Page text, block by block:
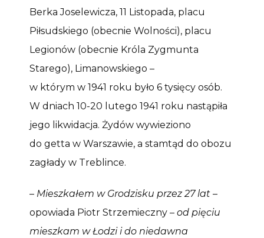
Berka Joselewicza, 11 Listopada, placu
Piłsudskiego (obecnie Wolności), placu
Legionów (obecnie Króla Zygmunta
Starego), Limanowskiego –
w którym w 1941 roku było 6 tysięcy osób.
W dniach 10-20 lutego 1941 roku nastąpiła
jego likwidacja. Żydów wywieziono
do getta w Warszawie, a stamtąd do obozu
zagłady w Treblince.
– Mieszkałem w Grodzisku przez 27 lat –
opowiada Piotr Strzemieczny – od pięciu
mieszkam w Łodzi i do niedawna